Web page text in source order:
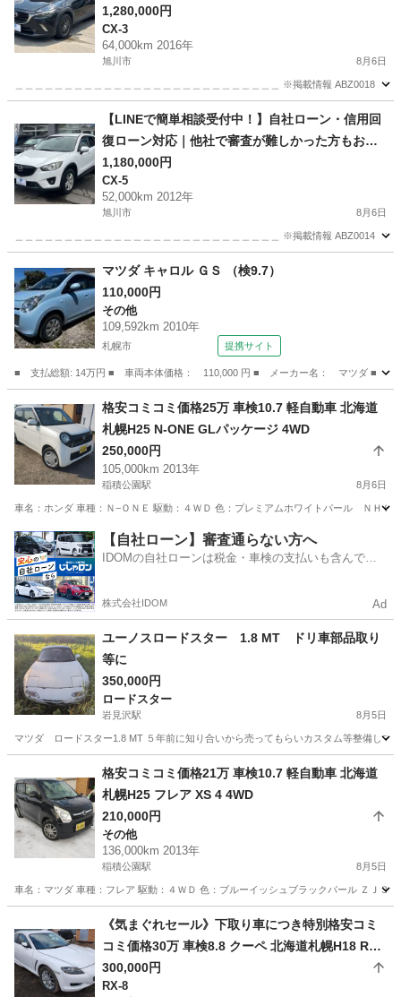
軽にご相談ください マツダ CX-3 1.5DT XD 4
WD
1,280,000円
CX-3
64,000km 2016年
旭川市 8月6日
＿＿＿＿＿＿＿＿＿＿＿＿＿＿＿＿＿＿＿＿＿＿＿＿＿＿＿ ※掲載情報 ABZ0018
ローン
【LINEで簡単相談受付中！】自社ローン・信用回
復ローン対応｜他社で審査が難しかった方もお気
軽にご相談ください マツダ CX -5 2.2ディーゼ
ルターボXD 4WD
1,180,000円
CX-5
52,000km 2012年
旭川市 8月6日
＿＿＿＿＿＿＿＿＿＿＿＿＿＿＿＿＿＿＿＿＿＿＿＿＿＿＿ ※掲載情報 ABZ0014
CX-5
マツダ キャロル ＧＳ （検9.7）
110,000円
その他
109,592km 2010年
札幌市 提携サイト
■ 支払総額: 14万円 ■ 車両本体価格： 110,000 円 ■ メーカー名： マツダ ■
その他
格安コミコミ価格25万 車検10.7 軽自動車 北海道
札幌H25 N-ONE GLパッケージ 4WD
250,000円
105,000km 2013年
稲積公園駅 8月6日
車名：ホンダ 車種：Ｎ−ＯＮＥ 駆動：４ＷＤ 色：プレミアムホワイトパール ＮＨ６
北海道 札幌市 稲積公園駅 マツダ 預かり金
【自社ローン】審査通らない方へ
IDOMの自社ローンは税金・車検の支払いも含んでい
株式会社IDOM Ad
ユーノスロードスター 1.8 MT ドリ車部品取り
等に
350,000円
ロードスター
岩見沢駅 8月5日
マツダ ロードスター1.8 MT ５年前に知り合いから売ってもらいカスタム等整備して
岩見沢市 ロードスター エンジン
格安コミコミ価格21万 車検10.7 軽自動車 北海道
札幌H25 フレア XS 4 4WD
210,000円
その他
136,000km 2013年
稲積公園駅 8月5日
車名：マツダ 車種：フレア 駆動：４ＷＤ 色：ブルーイッシュブラックパール ＺＪ３
稲積公園駅 その他 フレア
《気まぐれセール》下取り車につき特別格安コミ
コミ価格30万 車検8.8 クーペ 北海道札幌H18 RX-
8 typeE ２WD
300,000円
RX-8